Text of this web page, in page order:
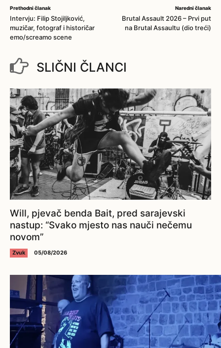
Prethodni članak
Intervju: Filip Stojiljković,
muzičar, fotograf i historičar
emo/screamo scene
Naredni članak
Brutal Assault 2026 – Prvi put
na Brutal Assaultu (dio treći)
SLIČNI ČLANCI
Will, pjevač benda Bait, pred sarajevski
nastup: “Svako mjesto nas nauči nečemu
novom”
Zvuk 05/08/2026